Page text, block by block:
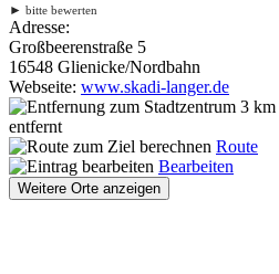
► bitte bewerten
Adresse:
Großbeerenstraße 5
16548 Glienicke/Nordbahn
Webseite: www.skadi-langer.de
3 km
entfernt
Route
Bearbeiten
Weitere Orte anzeigen